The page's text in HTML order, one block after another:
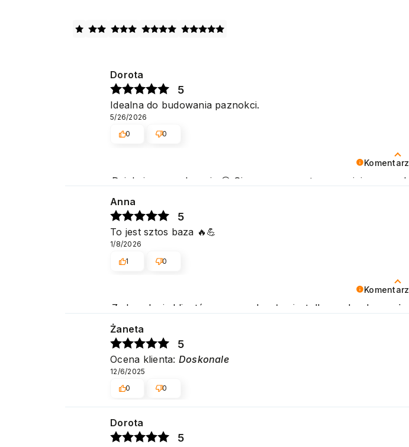
Dziękujemy serdecznie 😊 Cieszy nas pozytywna opinia
Dorota
5
Idealna do budowania paznokci.
5/26/2026
0
0
Zadowolenie klientów z naszych usług jest dla nas bardzo
Pozdrawiamy
Anna
5
To jest sztos baza 🔥💪
1/8/2026
1
0
Żaneta
5
Ocena klienta: Doskonale
12/6/2025
0
0
Dorota
5